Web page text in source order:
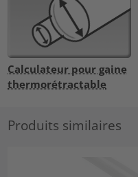
Calculateur pour gaine
thermorétractable
Produits similaires